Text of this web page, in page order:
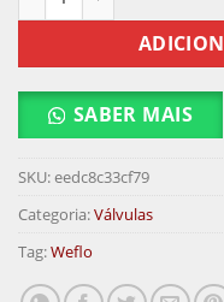
SABER MAIS
SKU:eedc8c33cf79
Categoria:Válvulas
Tag:Weflo